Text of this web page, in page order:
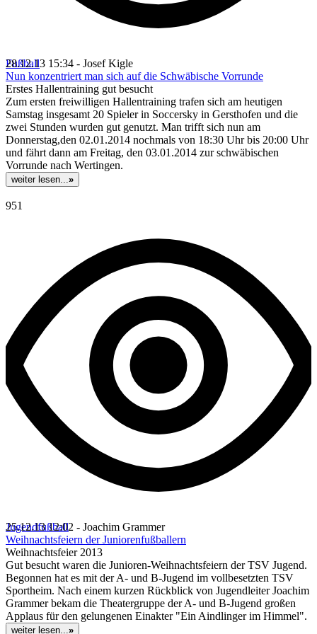
Fußball
28.12.13 15:34 - Josef Kigle
Nun konzentriert man sich auf die Schwäbische Vorrunde
Erstes Hallentraining gut besucht
Zum ersten freiwilligen Hallentraining trafen sich am heutigen
Samstag insgesamt 20 Spieler in Soccersky in Gersthofen und die
zwei Stunden wurden gut genutzt. Man trifft sich nun am
Donnerstag,den 02.01.2014 nochmals von 18:30 Uhr bis 20:00 Uhr
und fährt dann am Freitag, den 03.01.2014 zur schwäbischen
Vorrunde nach Wertingen.
weiter lesen...»
951
Jugendfußball
25.12.13 12:02 - Joachim Grammer
Weihnachtsfeiern der Juniorenfußballern
Weihnachtsfeier 2013
Gut besucht waren die Junioren-Weihnachtsfeiern der TSV Jugend.
Begonnen hat es mit der A- und B-Jugend im vollbesetzten TSV
Sportheim. Nach einem kurzen Rückblick von Jugendleiter Joachim
Grammer bekam die Theatergruppe der A- und B-Jugend großen
Applaus für den gelungenen Einakter "Ein Aindlinger im Himmel".
weiter lesen...»